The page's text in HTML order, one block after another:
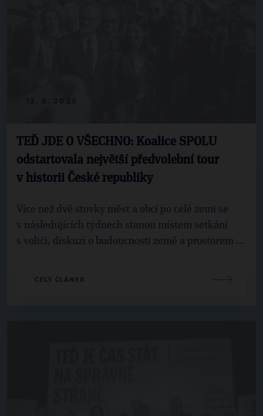
TEĎ JDE O VŠECHNO: Koalice SPOLU
odstartovala největší předvolební tour
v historii České republiky
Více než dvě stovky měst a obcí po celé zemi se
v následujících týdnech stanou místem setkání
s voliči, diskuzí o budoucnosti země a prostorem ...
CELÝ ČLÁNEK